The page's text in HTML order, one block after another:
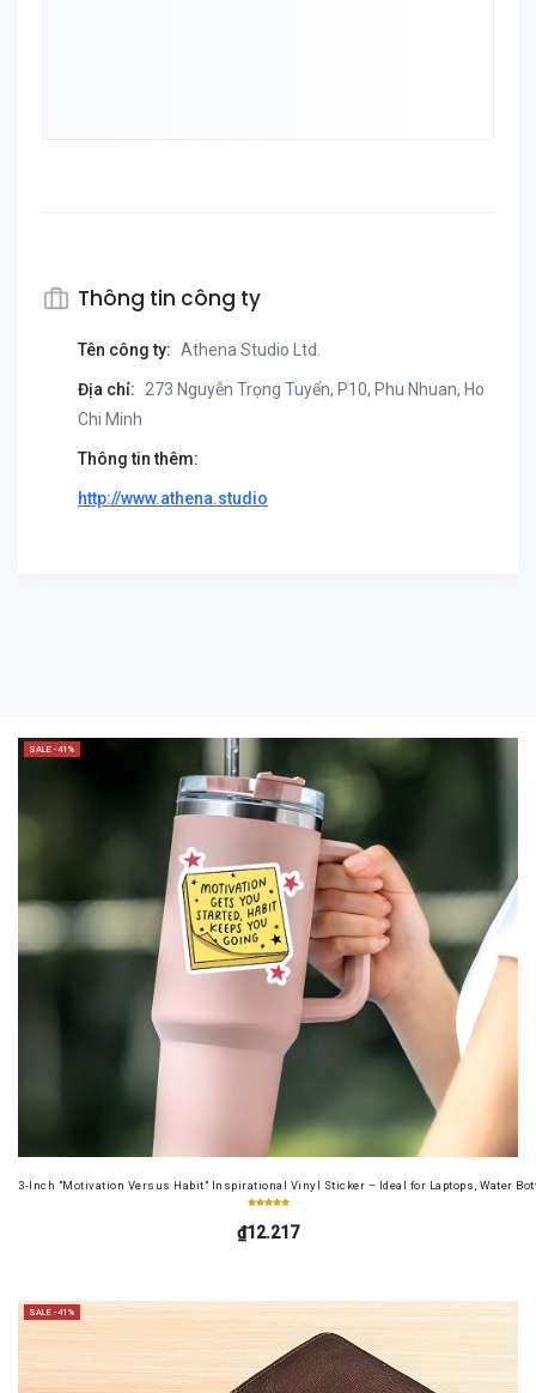
Thông tin công ty
Tên công ty: Athena Studio Ltd.
Địa chỉ:
273 Nguyễn Trọng Tuyển, P10, Phu Nhuan, Ho
Chi Minh
Thông tin thêm:
http://www.athena.studio
SALE -41%
3-Inch "Motivation Versus Habit" Inspirational Vinyl Sticker – Ideal for Laptops, Water
₫12.217
SALE -41%